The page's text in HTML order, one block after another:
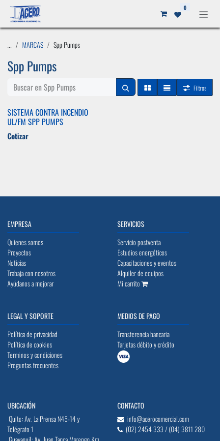
Ir al contenido 0
... MARCAS Spp Pumps
Spp Pumps
Filtros
SISTEMA CONTRA INCENDIO
UL/FM SPP PUMPS
Cotizar
EMPRESA
Quienes somos
Proyectos
Noticias
Trabaja con nosotros
Ayúdanos a mejorar
SERVICIOS
Servicio postventa
Estudios energéticos
Capacitaciones y eventos
Alquiler de equipos
Mi carrito
LEGAL Y SOPORTE
Política de privacidad
Política de cookies
Terminos y condiciones
Preguntas frecuentes
MEDIOS DE PAGO
Transferencia bancaria
Tarjetas débito y crédito
UBICACIÓN
Quito: Av. La Prensa N45-14 y
Telégrafo 1
CONTACTO
info@acerocomercial.com
(02) 2454 333 / (04) 3811 280